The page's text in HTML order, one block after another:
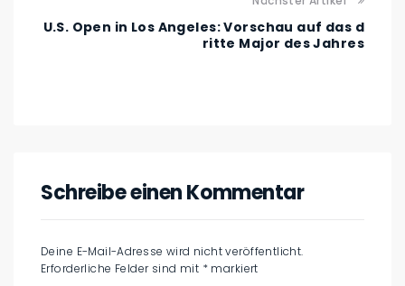
U.S. Open in Los Angeles: Vorschau auf das d
ritte Major des Jahres
Schreibe einen Kommentar
Deine E-Mail-Adresse wird nicht veröffentlicht.
Erforderliche Felder sind mit * markiert